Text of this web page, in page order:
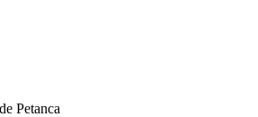
Petanca